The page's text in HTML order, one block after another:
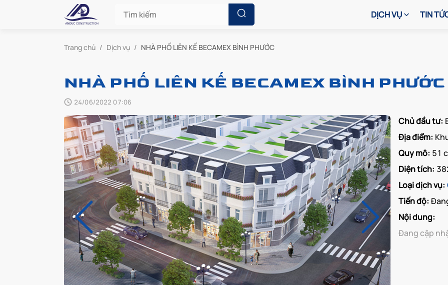
DỊCH VỤ TIN
Trang chủ / Dịch vụ / NHÀ PHỐ LIÊN KẾ BECAMEX BÌNH PHƯỚC
NHÀ PHỐ LIÊN KẾ BECAMEX BÌNH PHƯỚC
24/06/2022 07:06
Chủ đầu tư:
Địa điểm:
Quy mô: 51
Diện tích:
Loại dịch vụ:
Tiến độ:
Nội dung:
Đang cập